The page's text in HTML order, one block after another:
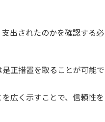
出されたのかを確認する必
正措置を取ることが可能で
広く示すことで、信頼性を